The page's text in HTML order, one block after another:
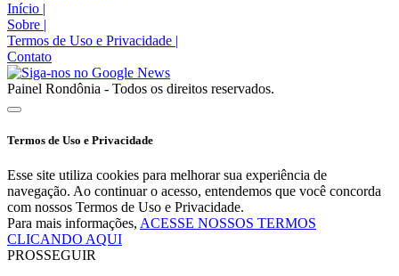
Início
Sobre
Termos de Uso e Privacidade
Contato
Painel Rondônia - Todos os direitos reservados.
Termos de Uso e Privacidade
Esse site utiliza cookies para melhorar sua experiência de
navegação. Ao continuar o acesso, entendemos que você concorda
com nossos Termos de Uso e Privacidade.
Para mais informações, ACESSE NOSSOS TERMOS
CLICANDO AQUI
PROSSEGUIR